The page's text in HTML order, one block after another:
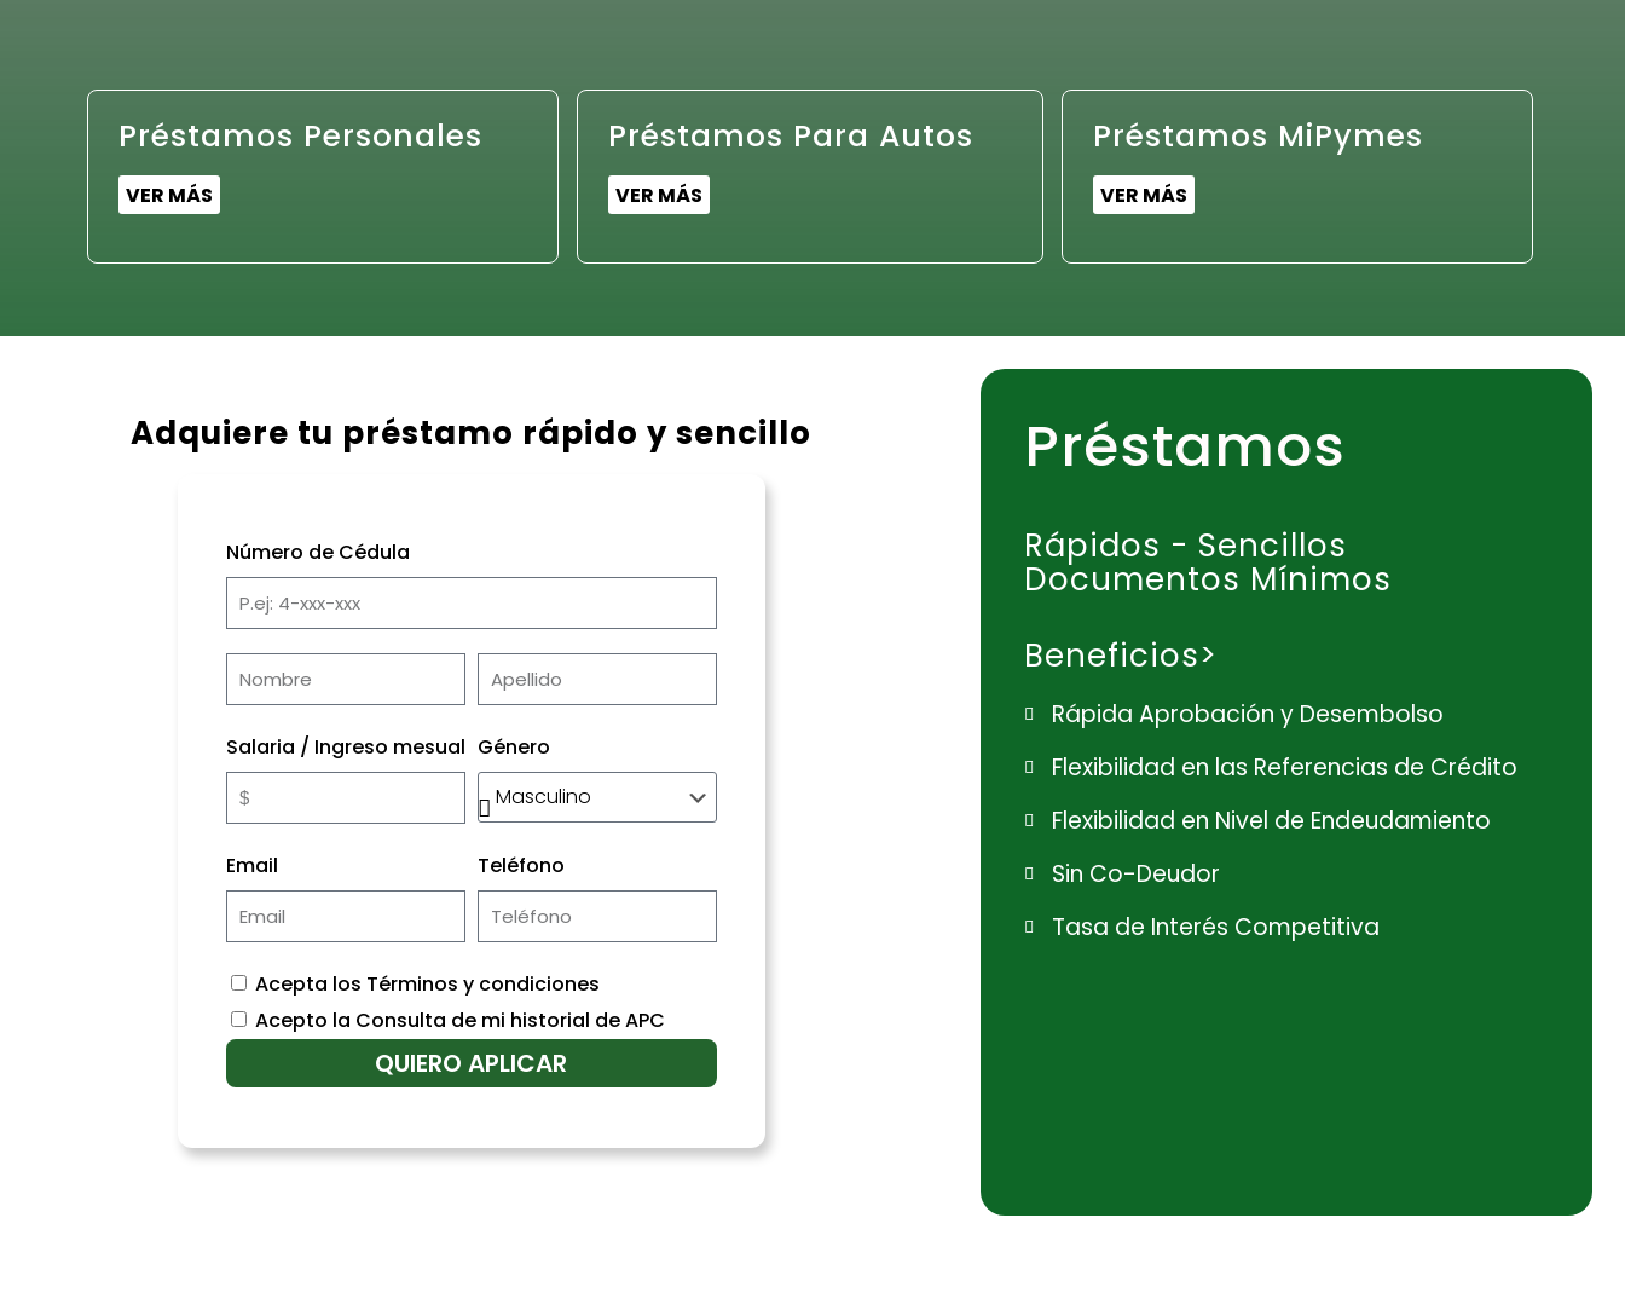
Préstamos Personales
VER MÁS
Préstamos Para Autos
VER MÁS
Préstamos MiPymes
VER MÁS
Adquiere tu préstamo rápido y sencillo
Número de Cédula
Salaria / Ingreso mesual Género
Email Teléfono
Acepta los Términos y condiciones
Acepto la Consulta de mi historial de APC
QUIERO APLICAR
Préstamos
Rápidos - Sencillos
Documentos Mínimos
Beneficios>
Rápida Aprobación y Desembolso
Flexibilidad en las Referencias de Crédito
Flexibilidad en Nivel de Endeudamiento
Sin Co-Deudor
Tasa de Interés Competitiva